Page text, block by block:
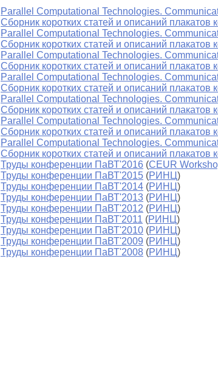
Parallel Computational Technologies.
Сборник коротких статей и описаний
Parallel Computational Technologies.
Сборник коротких статей и описаний
Parallel Computational Technologies.
Сборник коротких статей и описаний
Parallel Computational Technologies.
Сборник коротких статей и описаний
Parallel Computational Technologies.
Сборник коротких статей и описаний
Parallel Computational Technologies.
Сборник коротких статей и описаний
Parallel Computational Technologies.
Сборник коротких статей и описаний
Труды конференции ПаВТ'2016 (CEUR
Труды конференции ПаВТ'2015 (РИНЦ)
Труды конференции ПаВТ'2014 (РИНЦ)
Труды конференции ПаВТ'2013 (РИНЦ)
Труды конференции ПаВТ'2012 (РИНЦ)
Труды конференции ПаВТ'2011 (РИНЦ)
Труды конференции ПаВТ'2010 (РИНЦ)
Труды конференции ПаВТ'2009 (РИНЦ)
Труды конференции ПаВТ'2008 (РИНЦ)